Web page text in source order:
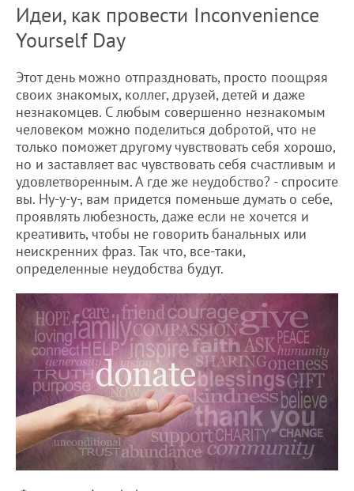
Идеи, как провести Inconvenience
Yourself Day
Этот день можно отпраздновать, просто поощряя
своих знакомых, коллег, друзей, детей и даже
незнакомцев. С любым совершенно незнакомым
человеком можно поделиться добротой, что не
только поможет другому чувствовать себя хорошо,
но и заставляет вас чувствовать себя счастливым и
удовлетворенным. А где же неудобство? - спросите
вы. Ну-у-у-, вам придется поменьше думать о себе,
проявлять любезность, даже если не хочется и
креативить, чтобы не говорить банальных или
неискренних фраз. Так что, все-таки,
определенные неудобства будут.